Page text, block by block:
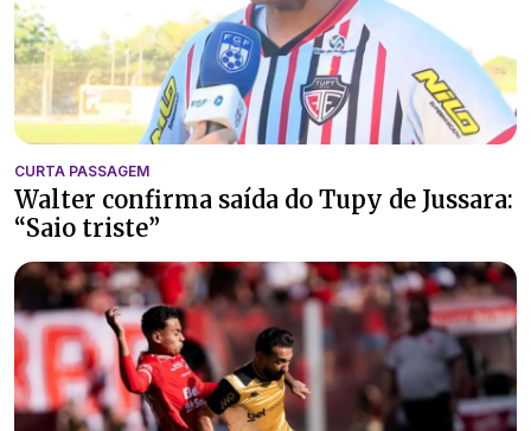
CURTA PASSAGEM
Walter confirma saída do Tupy de Jussara:
“Saio triste”